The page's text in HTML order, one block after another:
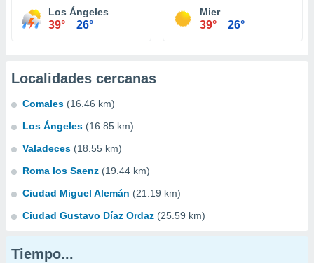
Los Ángeles
39° 26°
Mier
39° 26°
Localidades cercanas
Comales (16.46 km)
Los Ángeles (16.85 km)
Valadeces (18.55 km)
Roma los Saenz (19.44 km)
Ciudad Miguel Alemán (21.19 km)
Ciudad Gustavo Díaz Ordaz (25.59 km)
Tiempo...